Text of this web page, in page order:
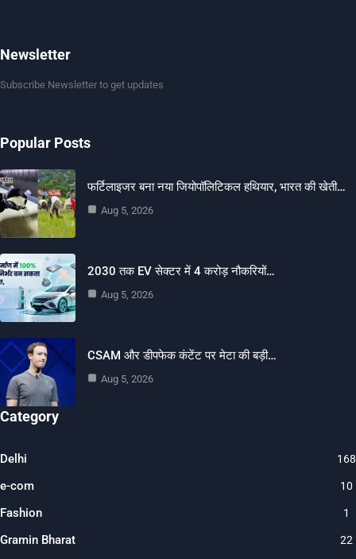
Newsletter
Subscribe Newsletter to get updates
Popular Posts
फर्टिलाइजर बना नया जियोपॉलिटिकल हथियार, भारत की खेती…
Aug 5, 2026
2030 तक EV सेक्टर में 4 करोड़ नौकरियों…
Aug 5, 2026
CSAM और डीपफेक कंटेंट पर मेटा की बड़ी…
Aug 5, 2026
Category
Delhi
e-com 10
Fashion 1
Gramin Bharat 22